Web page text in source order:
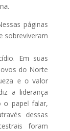
páginas
sobreviveram
Em suas
do Norte
e o valor
a liderança
o papel falar,
dessas
foram